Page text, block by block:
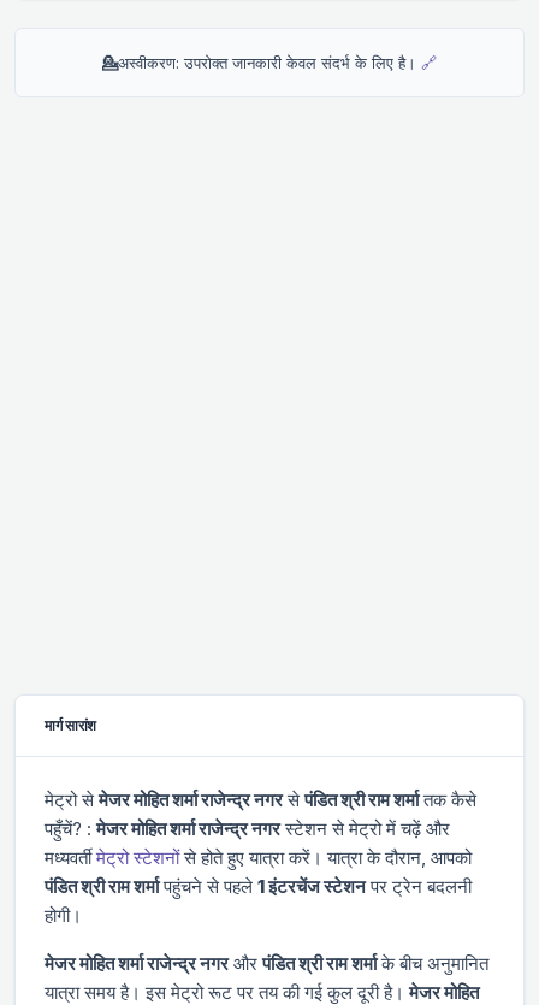
💁अस्वीकरण: उपरोक्त जानकारी केवल संदर्भ के लिए है। 🔗
मार्ग सारांश
मेट्रो सेमे‌‌जर मोहित शर्मा राजेन्द्र नगरसेपंडित श्री राम शर्मातक कैसे
पहुँचें? :मे‌‌जर मोहित शर्मा राजेन्द्र नगरस्टेशन से मेट्रो में चढ़ें और
मध्यवर्तीमेट्रो स्टेशनोंसे होते हुए यात्रा करें। यात्रा के दौरान, आपको
पंडित श्री राम शर्मापहुंचने से पहले 1 इंटरचेंज स्टेशनपर ट्रेन बदलनी
होगी।
मे‌‌जर मोहित शर्मा राजेन्द्र नगरऔरपंडित श्री राम शर्माके बीच अनुमानित
यात्रा समयहै। इस मेट्रो रूट पर तय की गई कुल दूरीहै।मे‌‌जर मोहित